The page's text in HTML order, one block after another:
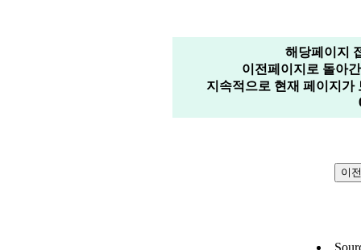
해당페이지
이전페이지로 돌아
지속적으로 현재 페이지가